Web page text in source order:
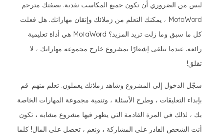
ليس من الضروري أن تكون جميع المكاسب نقدية. بصفتك مترجم
MotaWord ، يمكنك التعلم من زملائك وإتقان مهاراتك. هل فعلت
كل ما سبق وما زلت تريد المزيد؟ MotaWord هي أداة تعليمية
رائعة. عندما تتلقى إشعارًا بمشروع خارج مجموعة مهاراتك ، لا
تقلق!
سجّل الدخول إلى المشروع وشاهد زملائك يعملون. تعلم منهم. قم
بإبداء التعليقات ، وطرح الأسئلة ، وتنمية مجموعة المهارات الخاصة
بك ، لذلك في المرة القادمة التي يظهر فيها مشروع مشابه ، تكون
أنت الشخص القادر على المشاركة ، ونعم ، تحصل على المال! كلما